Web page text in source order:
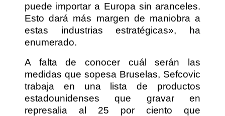
puede importar a Europa sin aranceles.
Esto dará más margen de maniobra a
estas industrias estratégicas», ha
enumerado.
A falta de conocer cuál serán las
medidas que sopesa Bruselas, Sefcovic
trabaja en una lista de productos
estadounidenses que gravar en
represalia al 25 por ciento que